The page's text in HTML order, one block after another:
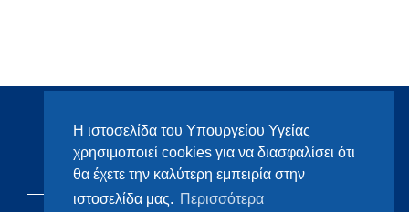
Η ιστοσελίδα του Υπουργείου Υγείας
χρησιμοποιεί cookies για να διασφαλίσει ότι
θα έχετε την καλύτερη εμπειρία στην
ιστοσελίδα μας. Περισσότερα